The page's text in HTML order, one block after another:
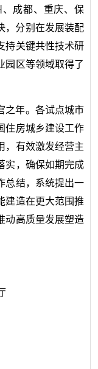
、成都、重庆、保
，分别在发展装配
持关键共性技术研
园区等领域取得了
之年。各试点城市
住房城乡建设工作
，有效激发经营主
实，确保如期完成
总结，系统提出一
建造在更大范围推
动高质量发展塑造
部办公厅
4月3日